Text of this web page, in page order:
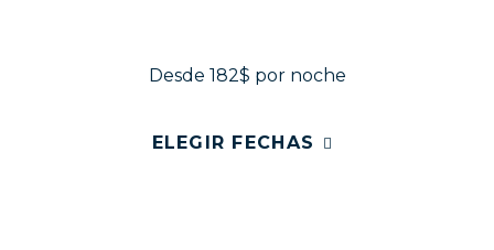
Desde 182$ por noche
ELEGIR FECHAS